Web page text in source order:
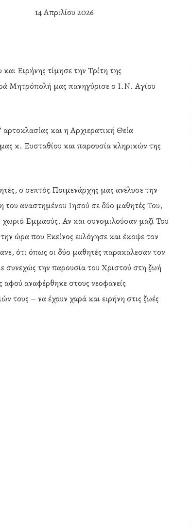
14 Απριλίου 2026
Ειρήνης τίμησε την Τρίτη της
Μητρόπολή μας πανηγύρισε ο Ι.Ν. Αγίου
και η Αρχιερατική Θεία
κ. Ευσταθίου και παρουσία κληρικών της
ο σεπτός Ποιμενάρχης μας ανέλυσε την
του αναστημένου Ιησού σε δύο μαθητές Του,
Εμμαούς. Αν και συνομιλούσαν μαζί Του
ώρα που Εκείνος ευλόγησε και έκοψε τον
ότι όπως οι δύο μαθητές παρακάλεσαν τον
συνεχώς την παρουσία του Χριστού στη ζωή
αναφέρθηκε στους νεοφανείς
τους – να έχουν χαρά και ειρήνη στις ζωές